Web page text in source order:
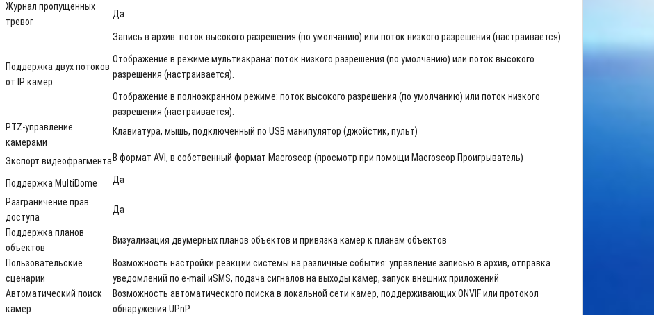
Журнал пропущенных
тревог
Да
Поддержка двух потоков
от IP камер
Запись в архив: поток высокого разрешения (по умолчанию) или поток низкого разрешения (настраивается).
Отображение в режиме мультиэкрана: поток низкого разрешения (по умолчанию) или поток высокого
разрешения (настраивается).
Отображение в полноэкранном режиме: поток высокого разрешения (по умолчанию) или поток низкого
разрешения (настраивается).
PTZ-управление
камерами
Клавиатура, мышь, подключенный по USB манипулятор (джойстик, пульт)
Экспорт видеофрагмента В формат AVI, в собственный формат Macroscop (просмотр при помощи Macroscop Проигрыватель)
Поддержка MultiDome
Да
Разграничение прав
доступа
Да
Поддержка планов
объектов
Визуализация двумерных планов объектов и привязка камер к планам объектов
Пользовательские
сценарии
Возможность настройки реакции системы на различные события: управление записью в архив, отправка
уведомлений по e-mail иSMS, подача сигналов на выходы камер, запуск внешних приложений
Автоматический поиск
камер
Возможность автоматического поиска в локальной сети камер, поддерживающихONVIFили протокол
обнаружения UPnP